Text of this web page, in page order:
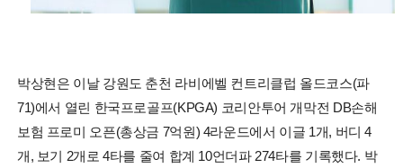
박상현은 이날 강원도 춘천 라비에벨 컨트리클럽 올드코스(파
71)에서 열린 한국프로골프(KPGA) 코리안투어 개막전 DB손해
보험 프로미 오픈(총상금 7억원) 4라운드에서 이글 1개, 버디 4
개, 보기 2개로 4타를 줄여 합계 10언더파 274타를 기록했다. 박